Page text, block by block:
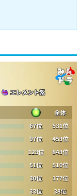
エレメント系
全体
67位
531位
97位
453位
123位
843位
51位
510位
30位
177位
33位
38位